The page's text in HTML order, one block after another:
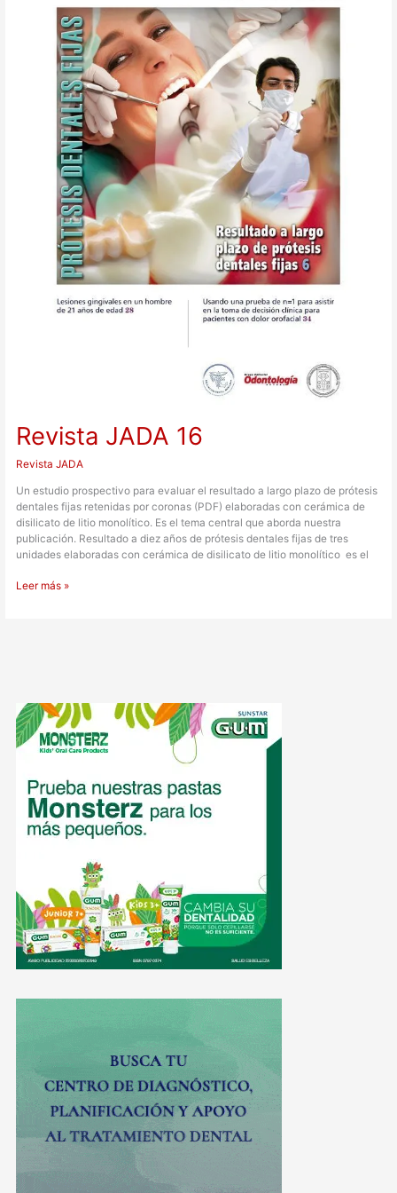
Revista JADA 16
Revista JADA
Un estudio prospectivo para evaluar el resultado a largo plazo de prótesis
dentales fijas retenidas por coronas (PDF) elaboradas con cerámica de
disilicato de litio monolítico. Es el tema central que aborda nuestra
publicación. Resultado a diez años de prótesis dentales fijas de tres
unidades elaboradas con cerámica de disilicato de litio monolítico es el
Leer más »